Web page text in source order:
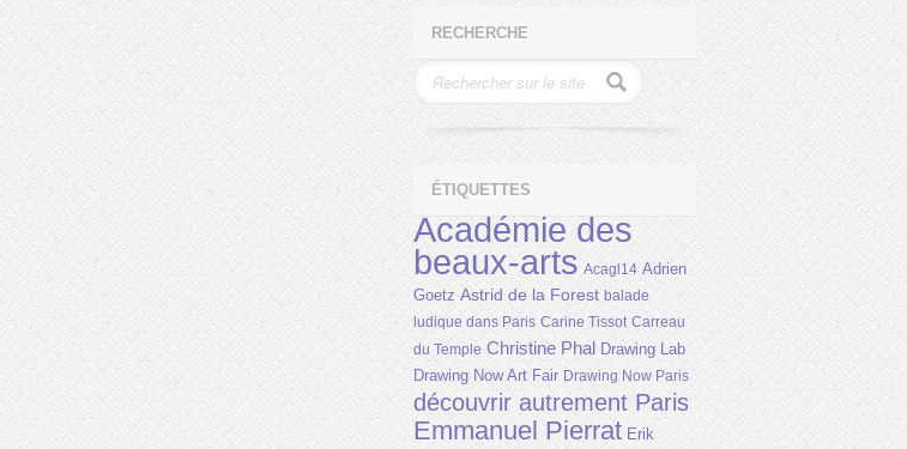
RECHERCHE
ÉTIQUETTES
Académie des
beaux-arts Acagl14 Adrien
Goetz Astrid de la Forest balade
ludique dans Paris Carine Tissot Carreau
du Temple Christine Phal Drawing Lab
Drawing Now Art Fair Drawing Now Paris
découvrir autrement Paris
Emmanuel Pierrat Erik